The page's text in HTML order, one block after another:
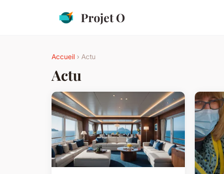
Projet O
Accueil › Actu
Actu